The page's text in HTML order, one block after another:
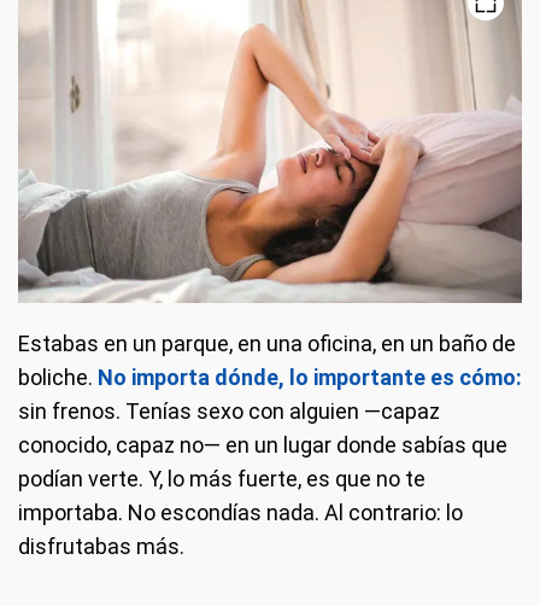
Estabas en un parque, en una oficina, en un baño de
boliche. No importa dónde, lo importante es cómo:
sin frenos. Tenías sexo con alguien —capaz
conocido, capaz no— en un lugar donde sabías que
podían verte. Y, lo más fuerte, es que no te
importaba. No escondías nada. Al contrario: lo
disfrutabas más.